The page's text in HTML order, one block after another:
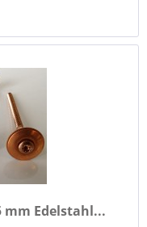
mm Edelstahl...